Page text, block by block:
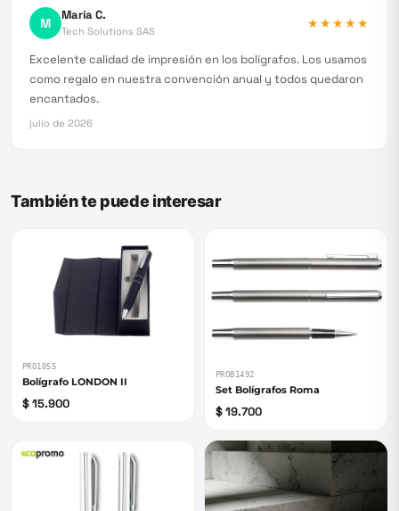
M María C.
Tech Solutions SAS
★★★★★
Excelente calidad de impresión en los bolígrafos. Los usamos
como regalo en nuestra convención anual y todos quedaron
encantados.
julio de 2026
También te puede interesar
PRO1055
Bolígrafo LONDON II
$ 15.900
PROB1492
Set Bolígrafos Roma
$ 19.700